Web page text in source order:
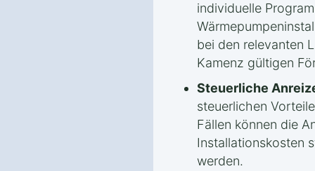
individuelle
bei den relevanten
Kamenz gültigen
Steuerliche
steuerlichen
Fällen können die
Installationskosten
werden.